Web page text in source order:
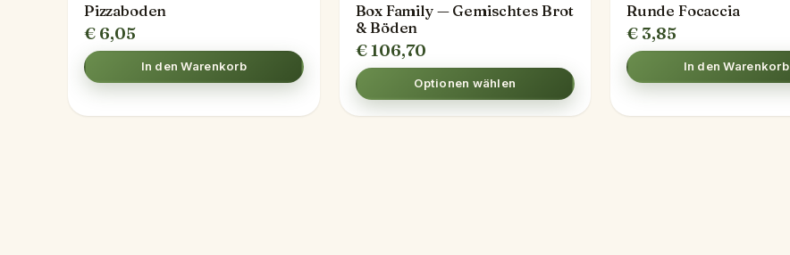
Pizzaboden
€ 6,05
In den Warenkorb
Box Family — Gemischtes Brot
& Böden
€106,70
Optionen wählen
Runde Focaccia
€ 3,85
In den Warenkorb